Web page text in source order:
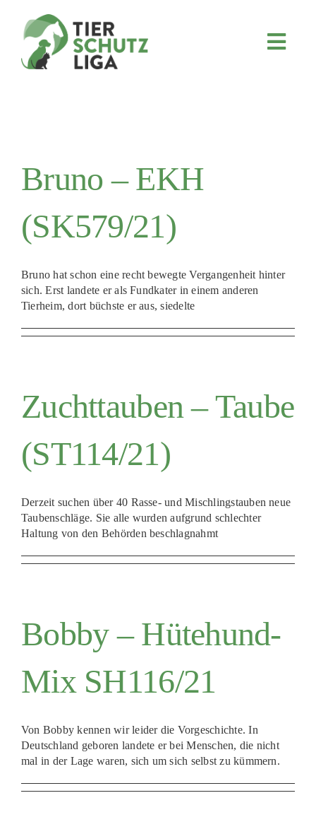
FÖRDERN & VERERBEN
KOOPERATIONEN
TIERHEIMTIERE
TIERHEIME
PATENSCHAFTEN
RATGEBER
Bruno – EKH
(SK579/21)
Bruno hat schon eine recht bewegte Vergangenheit hinter
sich. Erst landete er als Fundkater in einem anderen
Tierheim, dort büchste er aus, siedelte
Zuchttauben – Taube
(ST114/21)
Derzeit suchen über 40 Rasse- und Mischlingstauben neue
Taubenschläge. Sie alle wurden aufgrund schlechter
Haltung von den Behörden beschlagnahmt
Bobby – Hütehund-
Mix SH116/21
Von Bobby kennen wir leider die Vorgeschichte. In
Deutschland geboren landete er bei Menschen, die nicht
mal in der Lage waren, sich um sich selbst zu kümmern.